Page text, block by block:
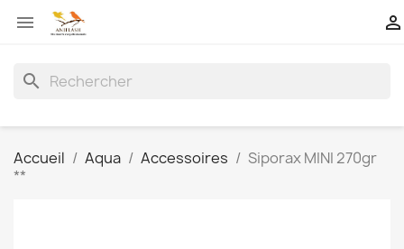
 
search
Accueil Aqua Accessoires
Siporax MINI 270gr
**